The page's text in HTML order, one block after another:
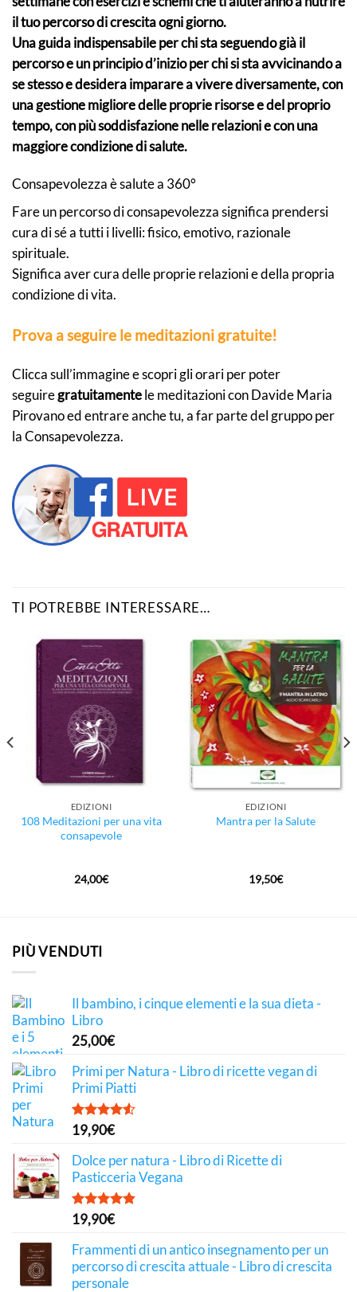
il tuo percorso di crescita ogni giorno.
Una guida indispensabile per chi sta seguendo già il
percorso e un principio d’inizio per chi si sta avvicinando a
se stesso e desidera imparare a vivere diversamente, con
una gestione migliore delle proprie risorse e del proprio
tempo, con più soddisfazione nelle relazioni e con una
maggiore condizione di salute.
Consapevolezza è salute a 360°
Fare un percorso di consapevolezza significa prendersi
cura di sé a tutti i livelli: fisico, emotivo, razionale
spirituale.
Significa aver cura delle proprie relazioni e della propria
condizione di vita.
Prova a seguire le meditazioni gratuite!
Clicca sull’immagine e scopri gli orari per poter
seguiregratuitamentele meditazioni con Davide Maria
Pirovano ed entrare anche tu, a far parte del gruppo per
la Consapevolezza.
TI POTREBBE INTERESSARE…
EDIZIONI
108 Meditazioni per una vita
consapevole
24,00€
EDIZIONI
Mantra per la Salute
19,50€
PIÙ VENDUTI
Il bambino, i cinque elementi e la sua dieta -
Libro
25,00€
Primi per Natura - Libro di ricette vegan di
Primi Piatti
Valutato
4.50
19,90€
Dolce per natura - Libro di Ricette di
Pasticceria Vegana
Valutato
4.81
19,90€
Frammenti di un antico insegnamento per un
percorso di crescita attuale - Libro di crescita
personale